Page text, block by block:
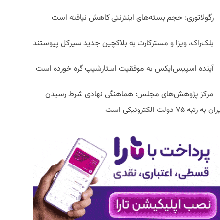
رگولاتوری: حجم بسته‌های اینترنتی کاهش نیافته است
بلک‌راک، ویزا و مسترکارت به بلاکچین جدید سیرکل پیوستند
آینده اسپیس‌ایکس به موفقیت استارشیپ گره خورده است
مرکز پژوهش‌های مجلس: هماهنگی نهادی شرط رسیدن
به رتبه ۷۵ دولت الکترونیکی است